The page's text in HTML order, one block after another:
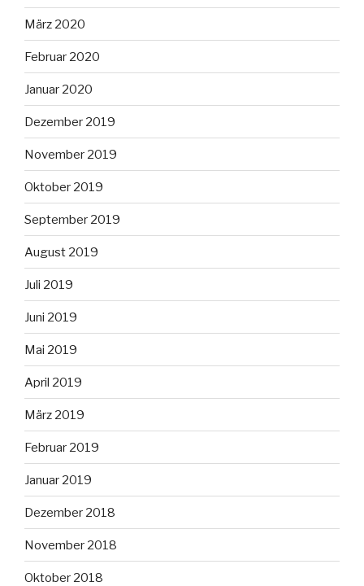
März 2020
Februar 2020
Januar 2020
Dezember 2019
November 2019
Oktober 2019
September 2019
August 2019
Juli 2019
Juni 2019
Mai 2019
April 2019
März 2019
Februar 2019
Januar 2019
Dezember 2018
November 2018
Oktober 2018